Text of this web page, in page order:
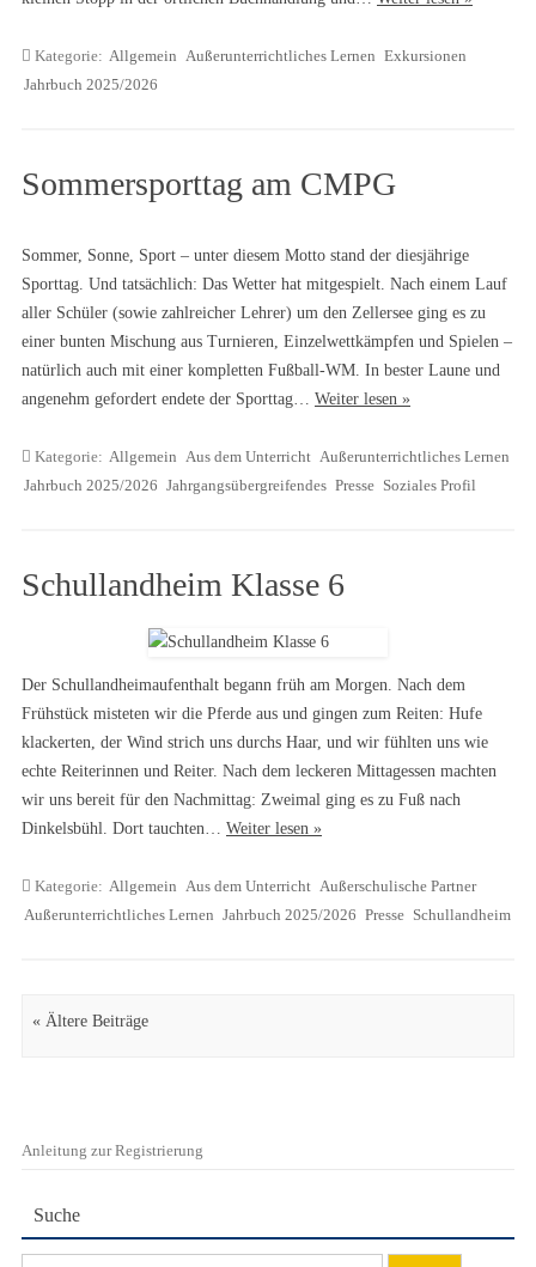
Kategorie: Allgemein Außerunterrichtliches Lernen Exkursionen
Jahrbuch 2025/2026
Sommersporttag am CMPG
Sommer, Sonne, Sport – unter diesem Motto stand der diesjährige
Sporttag. Und tatsächlich: Das Wetter hat mitgespielt. Nach einem Lauf
aller Schüler (sowie zahlreicher Lehrer) um den Zellersee ging es zu
einer bunten Mischung aus Turnieren, Einzelwettkämpfen und Spielen –
natürlich auch mit einer kompletten Fußball-WM. In bester Laune und
angenehm gefordert endete der Sporttag… Weiter lesen »
Kategorie: Allgemein Aus dem Unterricht Außerunterrichtliches Lernen
Jahrbuch 2025/2026 Jahrgangsübergreifendes Presse Soziales Profil
Schullandheim Klasse 6
Der Schullandheimaufenthalt begann früh am Morgen. Nach dem
Frühstück misteten wir die Pferde aus und gingen zum Reiten: Hufe
klackerten, der Wind strich uns durchs Haar, und wir fühlten uns wie
echte Reiterinnen und Reiter. Nach dem leckeren Mittagessen machten
wir uns bereit für den Nachmittag: Zweimal ging es zu Fuß nach
Dinkelsbühl. Dort tauchten… Weiter lesen »
Kategorie: Allgemein Aus dem Unterricht Außerschulische Partner
Außerunterrichtliches Lernen Jahrbuch 2025/2026 Presse Schullandheim
Artikel Navigation
« Ältere Beiträge
Anleitung zur Registrierung
Suche